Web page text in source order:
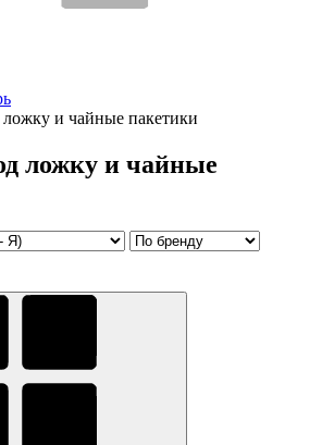
и чайные пакетики
ложку и чайные